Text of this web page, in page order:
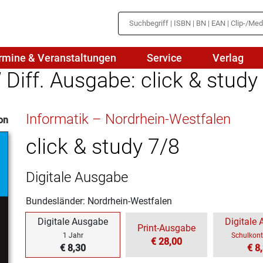
Medienbildung
Mathematik
Naturwissenschaften/NuT
Physik
Politik
Religion
Spanisch
& Veranstaltungen Service Verlag
Ausgabe: click &
Informatik – Nordrhein-Westfalen
click & study 7/8
Digitale Ausgabe
Bundesländer: Nordrhein-Westfalen
Digitale Ausgabe
1 Jahr
€ 8,30
Print-Ausgabe
€ 28,00
Digitale
€